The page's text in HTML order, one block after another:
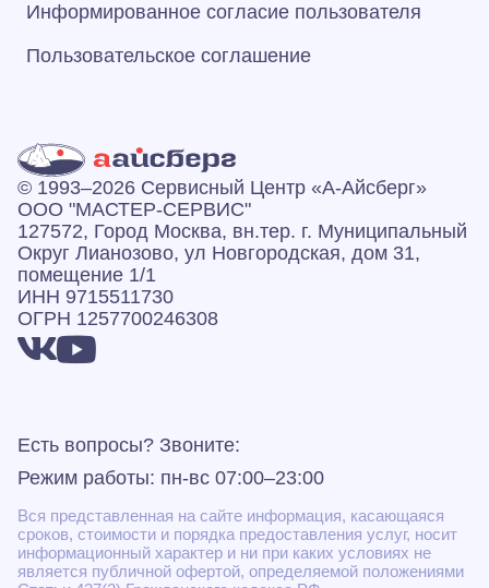
Информированное согласие пользователя
Пользовательское соглашение
© 1993–2026 Сервисный Центр «А‑Айсберг»
ООО "МАСТЕР-СЕРВИС"
127572, Город Москва, вн.тер. г. Муниципальный
Округ Лианозово, ул Новгородская, дом 31,
помещение 1/1
ИНН 9715511730
ОГРН 1257700246308
Есть вопросы? Звоните:
Режим работы: пн-вс 07:00–23:00
Вся представленная на сайте информация, касающаяся
сроков, стоимости и порядка предоставления услуг, носит
информационный характер и ни при каких условиях не
является публичной офертой, определяемой положениями